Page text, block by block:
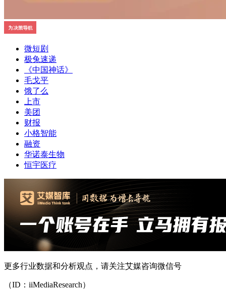
微短剧
极兔速递
《中国神话》
毛戈平
饿了么
上市
美团
财报
小格智能
融资
华诺泰生物
恒宇医疗
更多行业数据和分析观点，请关注艾媒咨询微信号
（ID：iiMediaResearch）